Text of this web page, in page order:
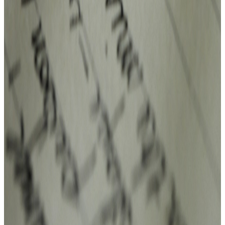
Conseils, retours d'expériences et
actualités de l'Alexander Park.